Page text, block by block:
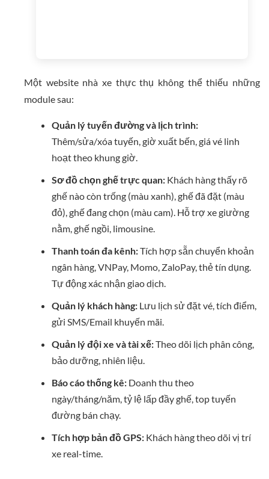
Một website nhà xe thực thụ không thể thiếu những
module sau:
Quản lý tuyến đường và lịch trình:
Thêm/sửa/xóa tuyến, giờ xuất bến, giá vé linh
hoạt theo khung giờ.
Sơ đồ chọn ghế trực quan:Khách hàng thấy rõ
ghế nào còn trống (màu xanh), ghế đã đặt (màu
đỏ), ghế đang chọn (màu cam). Hỗ trợ xe giường
nằm, ghế ngồi, limousine.
Thanh toán đa kênh:Tích hợp sẵn chuyển khoản
ngân hàng, VNPay, Momo, ZaloPay, thẻ tín dụng.
Tự động xác nhận giao dịch.
Quản lý khách hàng:Lưu lịch sử đặt vé, tích điểm,
gửi SMS/Email khuyến mãi.
Quản lý đội xe và tài xế:Theo dõi lịch phân công,
bảo dưỡng, nhiên liệu.
Báo cáo thống kê:Doanh thu theo
ngày/tháng/năm, tỷ lệ lấp đầy ghế, top tuyến
đường bán chạy.
Tích hợp bản đồ GPS:Khách hàng theo dõi vị trí
xe real-time.